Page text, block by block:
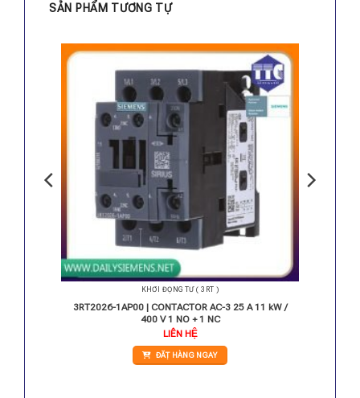
SẢN PHẨM TƯƠNG TỰ
KHỞI ĐỘNG TỪ ( 3RT )
3RT2026-1AP00 | CONTACTOR AC-3 25 A 11 kW /
400 V 1 NO + 1 NC
LIÊN HỆ
ĐẶT HÀNG NGAY